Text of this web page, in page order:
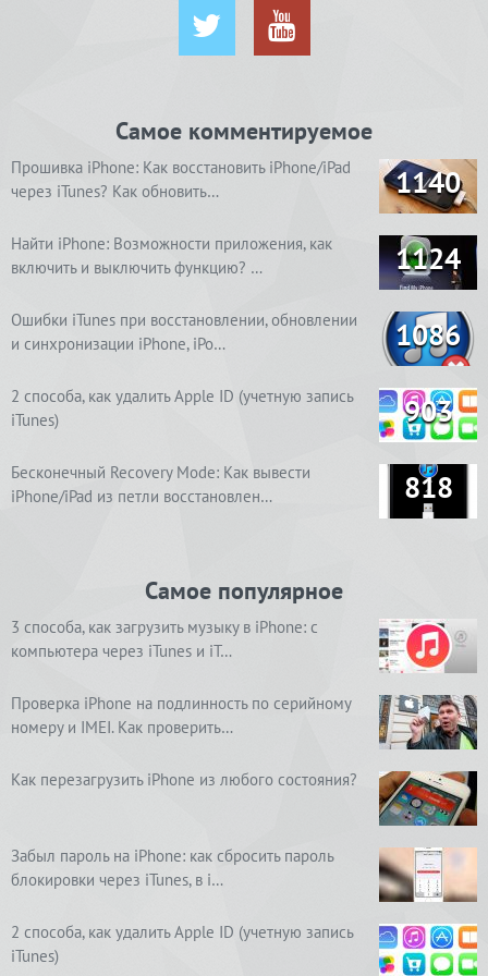
Самое комментируемое
Прошивка iPhone: Как восстановить iPhone/iPad
через iTunes? Как обновить…
1140
Найти iPhone: Возможности приложения, как
включить и выключить функцию? …
1124
Ошибки iTunes при восстановлении, обновлении
и синхронизации iPhone, iPo…
1086
2 способа, как удалить Apple ID (учетную запись
iTunes)
903
Бесконечный Recovery Mode: Как вывести
iPhone/iPad из петли восстановлен…
818
Самое популярное
3 способа, как загрузить музыку в iPhone: с
компьютера через iTunes и iT…
Проверка iPhone на подлинность по серийному
номеру и IMEI. Как проверить…
Как перезагрузить iPhone из любого состояния?
Забыл пароль на iPhone: как сбросить пароль
блокировки через iTunes, в i…
2 способа, как удалить Apple ID (учетную запись
iTunes)